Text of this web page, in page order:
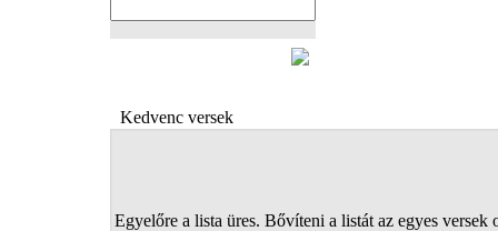
Kedvenc versek
Egyelőre a lista üres. Bővíteni a listát az egyes versek